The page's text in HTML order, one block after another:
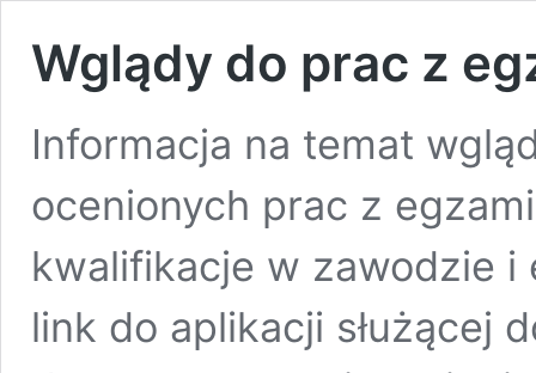
Wglądy do prac z
Informacja na temat
ocenionych prac z
kwalifikacje w zawodzie i
link do aplikacji służącej